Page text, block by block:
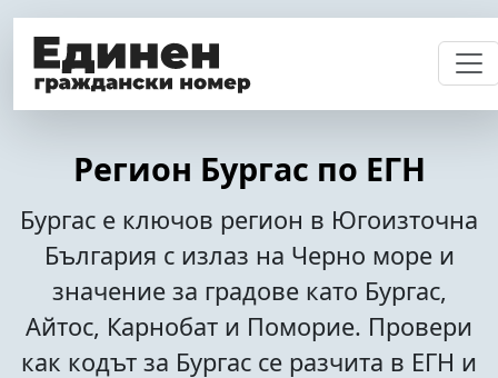
Регион Бургас по ЕГН
Бургас е ключов регион в Югоизточна
България с излаз на Черно море и
значение за градове като Бургас,
Айтос, Карнобат и Поморие. Провери
как кодът за Бургас се разчита в ЕГН и